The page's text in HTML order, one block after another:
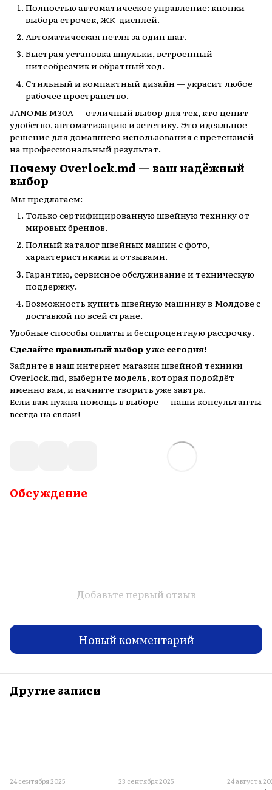
Полностью автоматическое управление: кнопки
выбора строчек, ЖК-дисплей.
Автоматическая петля за один шаг.
Быстрая установка шпульки, встроенный
нитеобрезчик и обратный ход.
Стильный и компактный дизайн — украсит любое
рабочее пространство.
JANOME M30A — отличный выбор для тех, кто ценит
удобство, автоматизацию и эстетику. Это идеальное
решение для домашнего использования с претензией
на профессиональный результат.
Почему Overlock.md — ваш надёжный
выбор
Мы предлагаем:
Только сертифицированную швейную технику от
мировых брендов.
Полный каталог швейных машин с фото,
характеристиками и отзывами.
Гарантию, сервисное обслуживание и техническую
поддержку.
Возможность купить швейную машинку в Молдове с
доставкой по всей стране.
Удобные способы оплаты и беспроцентную рассрочку.
Сделайте правильный выбор уже сегодня!
Зайдите в наш интернет магазин швейной техники
Overlock.md, выберите модель, которая подойдёт
именно вам, и начните творить уже завтра.
Если вам нужна помощь в выборе — наши консультанты
всегда на связи!
Обсуждение
Добавьте первый отзыв
Новый комментарий
Другие записи
24 сентября 2025 23 сентября 2025 24 августа